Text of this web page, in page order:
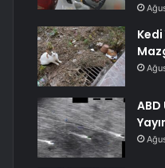
Kedi
ABD